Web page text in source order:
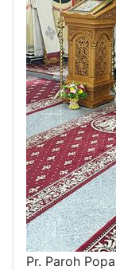
Pr. Paroh